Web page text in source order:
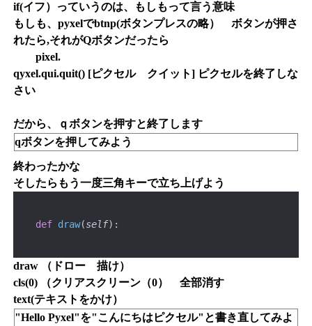
if(イフ）っていうのは、もしもって言う意味
もしも、pyxelでbtnp(ボタンプレスの略） ボタンが押さ
れたら,それがQボタンだったら
pixel.
qyxel.qui.quit() [ピクセル クイット] ピクセルを終了しな
さい
だから、ｑボタンを押すと終了します
qボタンを押してみよう
終わったかな
そしたらもう一度三角キーで立ち上げよう
def draw(self):
draw （ドロー 描け）
cls(0) （クリアスクリーン（0） 全部消す
text(テキストをかけ）
"Hello Pyxel"を"こんにちはピクセル"と書き直してみよ